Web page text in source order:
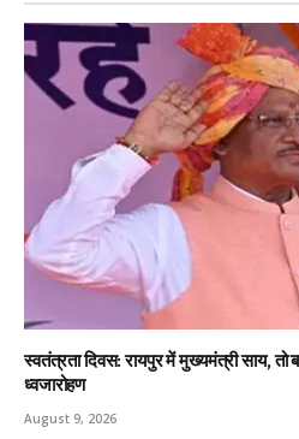
स्वतंत्रता दिवस: रायपुर में मुख्यमंत्री साय, तो
ध्वजारोहण
August 9, 2026